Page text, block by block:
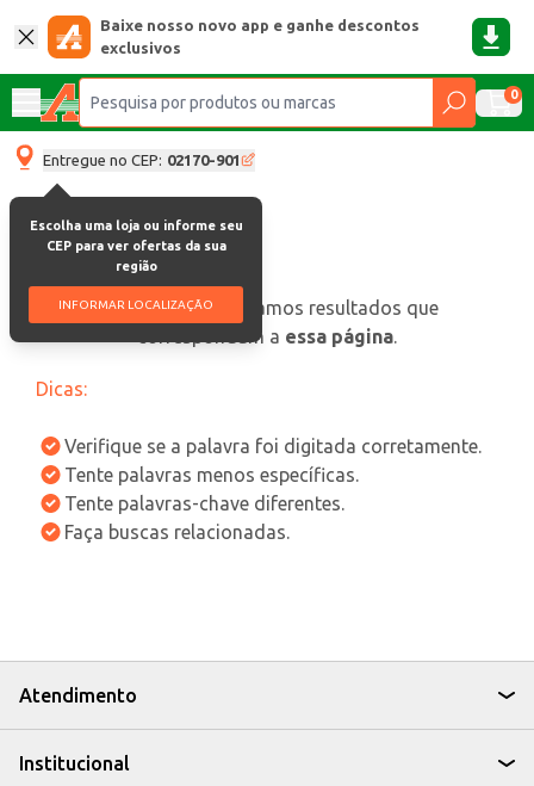
Baixe nosso novo app e ganhe descontos
exclusivos
0
Entregue no CEP: 02170-901
Escolha uma loja ou informe seu
CEP para ver ofertas da sua
região
INFORMAR LOCALIZAÇÃO
oops, não encontramos resultados que
correspondam a essa página.
Dicas:
Verifique se a palavra foi digitada corretamente.
Tente palavras menos específicas.
Tente palavras-chave diferentes.
Faça buscas relacionadas.
Atendimento
Institucional